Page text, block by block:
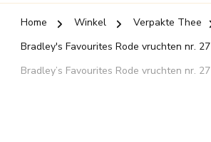
Home Winkel
Verpakte Thee
Bradley's Favourites Rode vruchten nr. 27
Bradley’s Favourites Rode vruchten nr. 27